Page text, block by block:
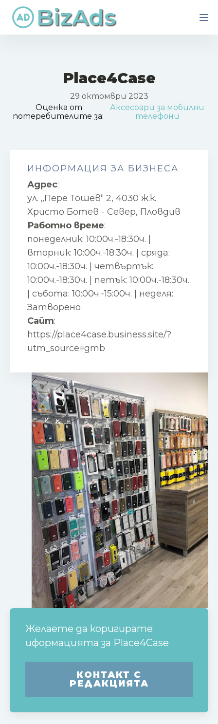
BizAds
Place4Case
29 октомври 2023
Оценка от
потеребителите за:
Аксесоари за мобилни
телефони
ИНФОРМАЦИЯ ЗА БИЗНЕСА
Адрес:
ул. „Пере Тошев“ 2, 4030 ж.к.
Христо Ботев - Север, Пловдив
Работно време:
понеделник: 10:00ч.-18:30ч. |
вторник: 10:00ч.-18:30ч. | сряда:
10:00ч.-18:30ч. | четвъртък:
10:00ч.-18:30ч. | петък: 10:00ч.-18:30ч.
| събота: 10:00ч.-15:00ч. | неделя:
Затворено
Сайт:
https://place4case.business.site/?
utm_source=gmb
Желаете да коригирате
иформацията за Place4Case
КОНТАКТ С
РЕДАКЦИЯТА